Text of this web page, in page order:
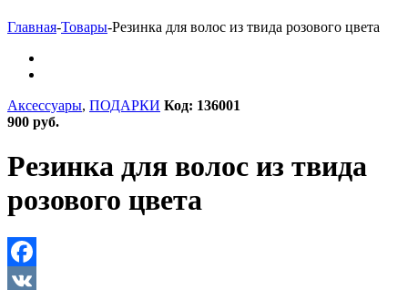
Главная-Товары-Резинка для волос из твида розового цвета
Аксессуары, ПОДАРКИ Код: 136001
900 руб.
Резинка для волос из твида
розового цвета
Facebook